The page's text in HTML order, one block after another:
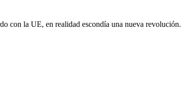
con la UE, en realidad escondía una nueva revolución.